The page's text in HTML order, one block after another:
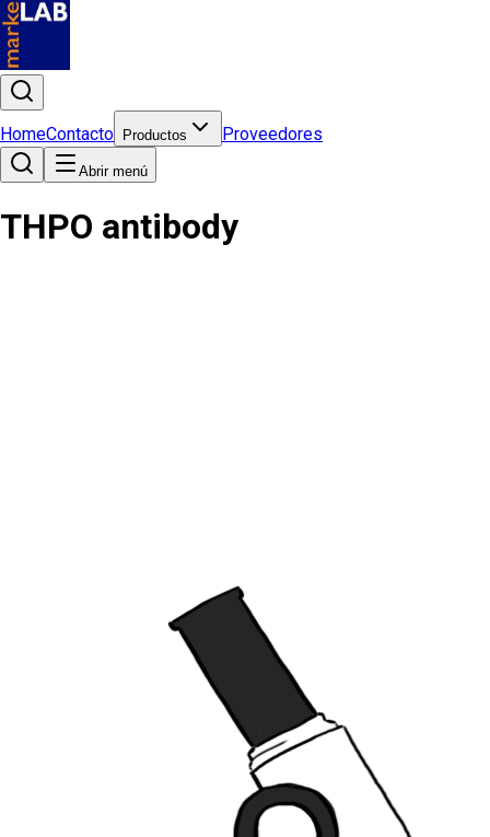
HomeContacto Productos Proveedores
Abrir menú
THPO antibody